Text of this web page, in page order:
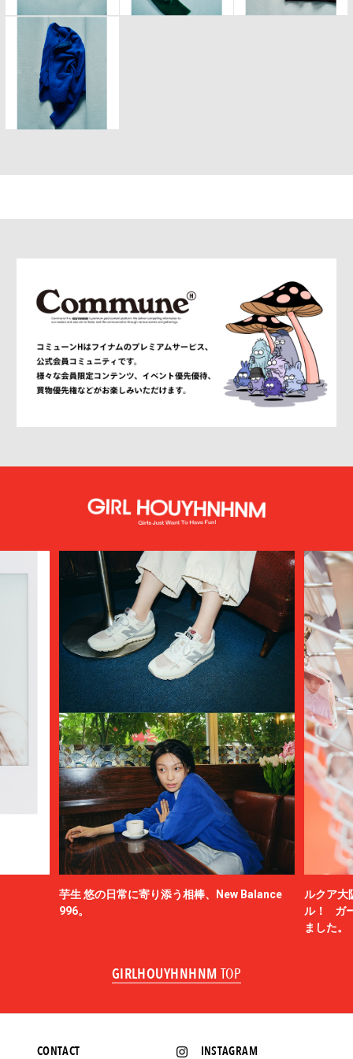
芋生 悠の日常に寄り添う相棒、New Balance
996。
ルクア大
ル！ ガ
ました。
GIRLHOUYHNHNM TOP
INSTAGRAM
CONTACT